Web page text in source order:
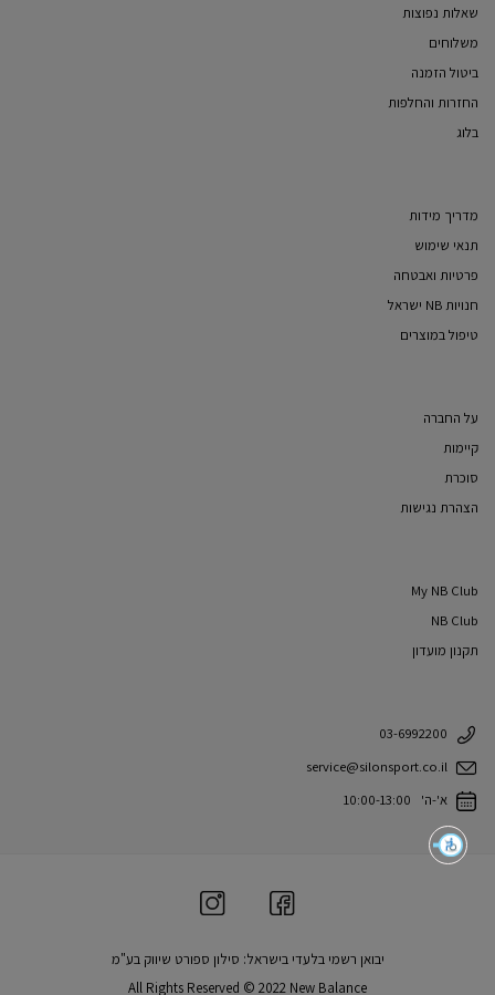
שאלות נפוצות
משלוחים
ביטול הזמנה
החזרות והחלפות
בלוג
מדריך מידות
תנאי שימוש
פרטיות ואבטחה
חנויות NB ישראל
טיפול במוצרים
על החברה
קיימות
סוכרת
הצהרת נגישות
My NB Club
NB Club
תקנון מועדון
03-6992200
service@silonsport.co.il
א'-ה' 10:00-13:00
יבואן רשמי בלעדי בישראל: סילון ספורט שיווק בע"מ
All Rights Reserved © 2022 New Balance